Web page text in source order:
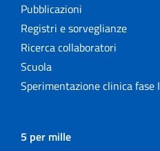
Pubblicazioni
Registri e sorveglianze
Ricerca collaboratori
Scuola
Sperimentazione clinica fase I
5 per mille